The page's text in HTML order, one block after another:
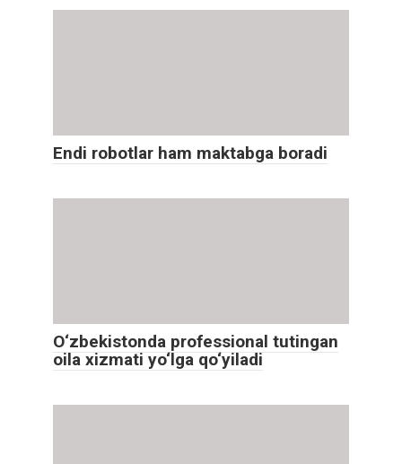
Endi robotlar ham maktabga boradi
O‘zbekistonda professional tutingan
oila xizmati yo‘lga qo‘yiladi